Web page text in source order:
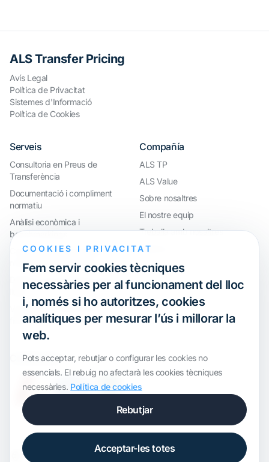
ALS Transfer Pricing
Avís Legal
Política de Privacitat
Sistemes d'Informació
Política de Cookies
Serveis
Consultoria en Preus de
Transferència
Documentació i compliment
normatiu
Anàlisi econòmica i
benchmarkings
Compliment internacional i
reorganització de grups
Defensa davant inspeccions i
litigis
Valoracions i operacions
financeres
Compañía
ALS TP
ALS Value
Sobre nosaltres
El nostre equip
Treballa amb nosaltres
Webinar
Certification
COOKIES I PRIVACITAT
Fem servir cookies tècniques
necessàries per al funcionament del lloc
i, només si ho autoritzes, cookies
analítiques per mesurar l’ús i millorar la
web.
Pots acceptar, rebutjar o configurar les cookies no
essencials. El rebuig no afectarà les cookies tècniques
necessàries. Política de cookies
Rebutjar
Acceptar-les totes